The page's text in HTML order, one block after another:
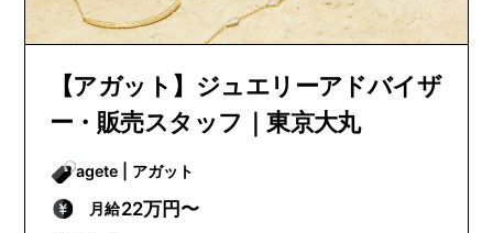
【アガット】ジュエリーアドバイザ
ー・販売スタッフ｜東京大丸
agete | アガット
月給22万円〜